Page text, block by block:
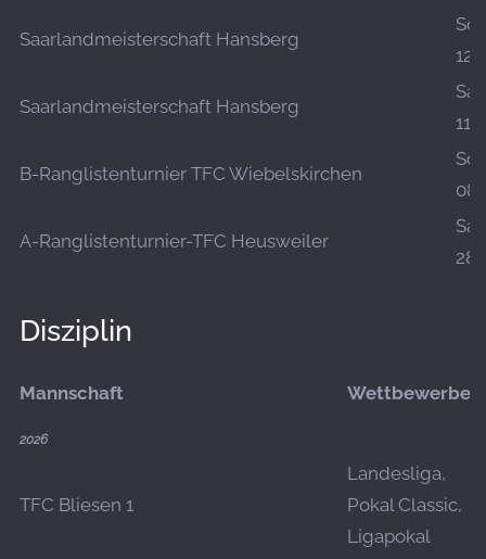
Saarlandmeisterschaft Hansberg
So.,
Saarlandmeisterschaft Hansberg
Sa.,
B-Ranglistenturnier TFC Wiebelskirchen
So.,
A-Ranglistenturnier-TFC Heusweiler
Sa.,
Disziplin
Mannschaft Wettbewerbe
2026
TFC Bliesen 1
Landesliga,
Pokal Classic,
Ligapokal